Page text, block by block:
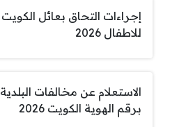
إجراءات التحاق بعائل الكويت
للاطفال 2026
الاستعلام عن مخالفات البلدية
برقم الهوية الكويت 2026